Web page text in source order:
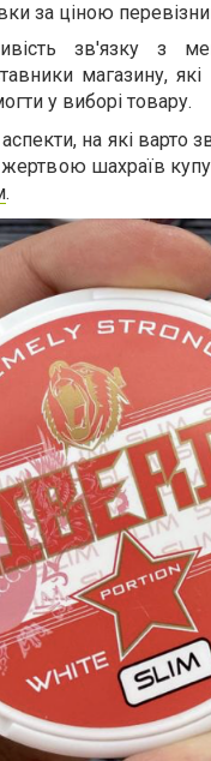
за ціною
зв'язку з
магазину, які
у виборі товару.
на які варто
жертвою шахраїв
.